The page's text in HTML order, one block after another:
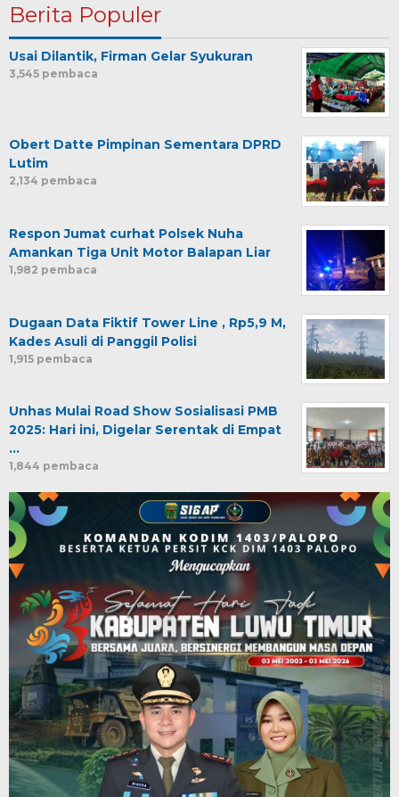
Berita Populer
Usai Dilantik, Firman Gelar Syukuran
3,545 pembaca
Obert Datte Pimpinan Sementara DPRD
Lutim
2,134 pembaca
Respon Jumat curhat Polsek Nuha
Amankan Tiga Unit Motor Balapan Liar
1,982 pembaca
Dugaan Data Fiktif Tower Line , Rp5,9 M,
Kades Asuli di Panggil Polisi
1,915 pembaca
Unhas Mulai Road Show Sosialisasi PMB
2025: Hari ini, Digelar Serentak di Empat
…
1,844 pembaca